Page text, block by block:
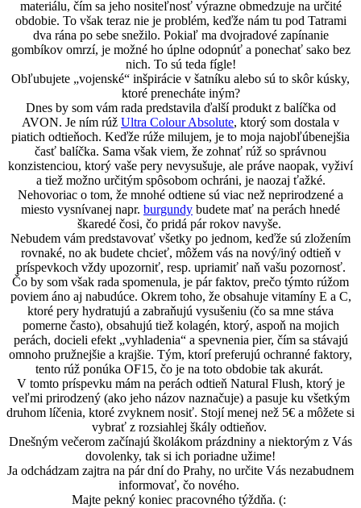
materiálu, čím sa jeho nositeľnosť výrazne obmedzuje na určité
obdobie. To však teraz nie je problém, keďže nám tu pod Tatrami
dva rána po sebe snežilo. Pokiaľ ma dvojradové zapínanie
gombíkov omrzí, je možné ho úplne odopnúť a ponechať sako bez
nich. To sú teda fígle!
Obľubujete „vojenské“ inšpirácie v šatníku alebo sú to skôr kúsky,
ktoré prenecháte iným?
Dnes by som vám rada predstavila ďalší produkt z balíčka od
AVON. Je ním rúž Ultra Colour Absolute, ktorý som dostala v
piatich odtieňoch. Keďže rúže milujem, je to moja najobľúbenejšia
časť balíčka. Sama však viem, že zohnať rúž so správnou
konzistenciou, ktorý vaše pery nevysušuje, ale práve naopak, vyživí
a tiež možno určitým spôsobom ochráni, je naozaj ťažké.
Nehovoriac o tom, že mnohé odtiene sú viac než neprirodzené a
miesto vysnívanej napr. burgundy budete mať na perách hnedé
škaredé čosi, čo pridá pár rokov navyše.
Nebudem vám predstavovať všetky po jednom, keďže sú zložením
rovnaké, no ak budete chcieť, môžem vás na nový/iný odtieň v
príspevkoch vždy upozorniť, resp. upriamiť naň vašu pozornosť.
Čo by som však rada spomenula, je pár faktov, prečo týmto rúžom
poviem áno aj nabudúce. Okrem toho, že obsahuje vitamíny E a C,
ktoré pery hydratujú a zabraňujú vysušeniu (čo sa mne stáva
pomerne často), obsahujú tiež kolagén, ktorý, aspoň na mojich
perách, docieli efekt „vyhladenia“ a spevnenia pier, čím sa stávajú
omnoho pružnejšie a krajšie. Tým, ktorí preferujú ochranné faktory,
tento rúž ponúka OF15, čo je na toto obdobie tak akurát.
V tomto príspevku mám na perách odtieň Natural Flush, ktorý je
veľmi prirodzený (ako jeho názov naznačuje) a pasuje ku všetkým
druhom líčenia, ktoré zvyknem nosiť. Stojí menej než 5€ a môžete si
vybrať z rozsiahlej škály odtieňov.
Dnešným večerom začínajú školákom prázdniny a niektorým z Vás
dovolenky, tak si ich poriadne užime!
Ja odchádzam zajtra na pár dní do Prahy, no určite Vás nezabudnem
informovať, čo nového.
Majte pekný koniec pracovného týždňa. (: